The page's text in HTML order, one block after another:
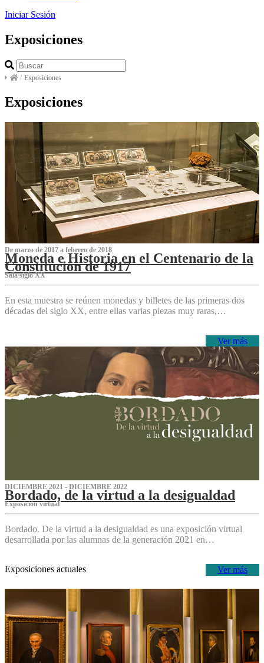
Iniciar Sesión
Exposiciones
/ Exposiciones
Exposiciones
De marzo de 2017 a febrero de 2018
Moneda e Historia en el Centenario de la
Constitución de 1917
Sala siglo XX
En esta muestra se reúnen monedas y billetes de las primeras dos
décadas del siglo XX, entre ellas varias piezas muy raras,…
Ver más
DICIEMBRE 2021 - DICIEMBRE 2022
Bordado, de la virtud a la desigualdad
Exposición virtual‌
Bordado. De la virtud a la desigualdad es una exposición virtual
desarrollada por las alumnas de la generación 2021 en…
Ver más
Exposiciones actuales